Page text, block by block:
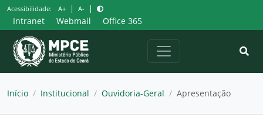
Pular
para
o
conteúdo
Acessibilidade: A+ | A- |
Intranet Webmail Office 365
Início / Institucional / Ouvidoria-Geral / Apresentação